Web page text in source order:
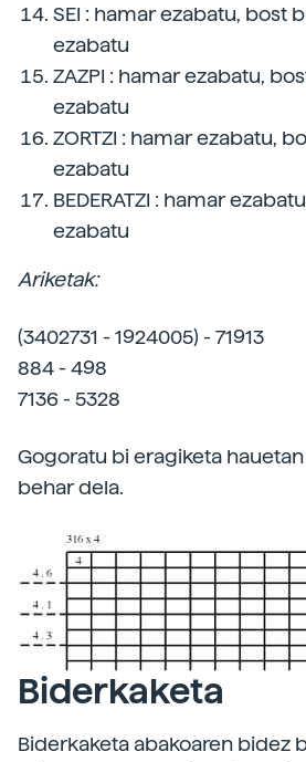
SEI : hamar ezabatu, bost
ezabatu
ZAZPI : hamar ezabatu,
ezabatu
ZORTZI : hamar ezabatu,
ezabatu
BEDERATZI : hamar
ezabatu
Ariketak:
(3402731 - 1924005) - 71913
884 - 498
7136 - 5328
Gogoratu bi eragiketa
behar dela.
Biderkaketa
Biderkaketa abakoaren bidez